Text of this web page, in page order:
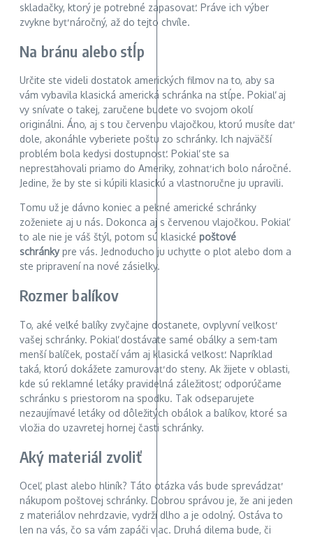
skladačky, ktorý je potrebné zapasovať. Práve ich výber
zvykne byť náročný, až do tejto chvíle.
Na bránu alebo stĺp
Určite ste videli dostatok amerických filmov na to, aby sa
vám vybavila klasická americká schránka na stĺpe. Pokiaľ aj
vy snívate o takej, zaručene budete vo svojom okolí
originálni. Áno, aj s tou červenou vlajočkou, ktorú musíte dať
dole, akonáhle vyberiete poštu zo schránky. Ich najväčší
problém bola kedysi dostupnosť. Pokiaľ ste sa
nepresťahovali priamo do Ameriky, zohnať ich bolo náročné.
Jedine, že by ste si kúpili klasickú a vlastnoručne ju upravili.
Tomu už je dávno koniec a pekné americké schránky
zoženiete aj u nás. Dokonca aj s červenou vlajočkou. Pokiaľ
to ale nie je váš štýl, potom sú klasické poštové
schránkypre vás. Jednoducho ju uchyťte o plot alebo dom a
ste pripravení na nové zásielky.
Rozmer balíkov
To, aké veľké balíky zvyčajne dostanete, ovplyvní veľkosť
vašej schránky. Pokiaľ dostávate samé obálky a sem-tam
menší balíček, postačí vám aj klasická veľkosť. Napríklad
taká, ktorú dokážete zamurovať do steny. Ak žijete v oblasti,
kde sú reklamné letáky pravidelná záležitosť, odporúčame
schránku s priestorom na spodku. Tak odseparujete
nezaujímavé letáky od dôležitých obálok a balíkov, ktoré sa
vložia do uzavretej hornej časti schránky.
Aký materiál zvoliť
Oceľ, plast alebo hliník? Táto otázka vás bude sprevádzať
nákupom poštovej schránky. Dobrou správou je, že ani jeden
z materiálov nehrdzavie, vydrží dlho a je odolný. Ostáva to
len na vás, čo sa vám zapáči viac. Druhá dilema bude, či